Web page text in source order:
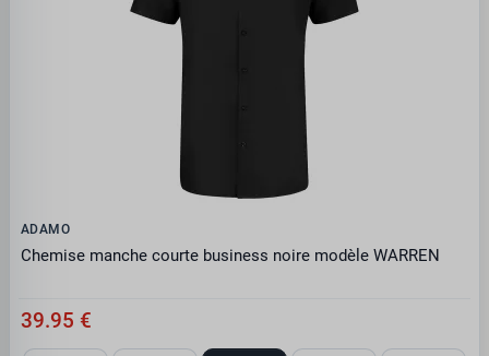
ADAMO
Chemise manche courte business noire modèle WARREN
39.95 €